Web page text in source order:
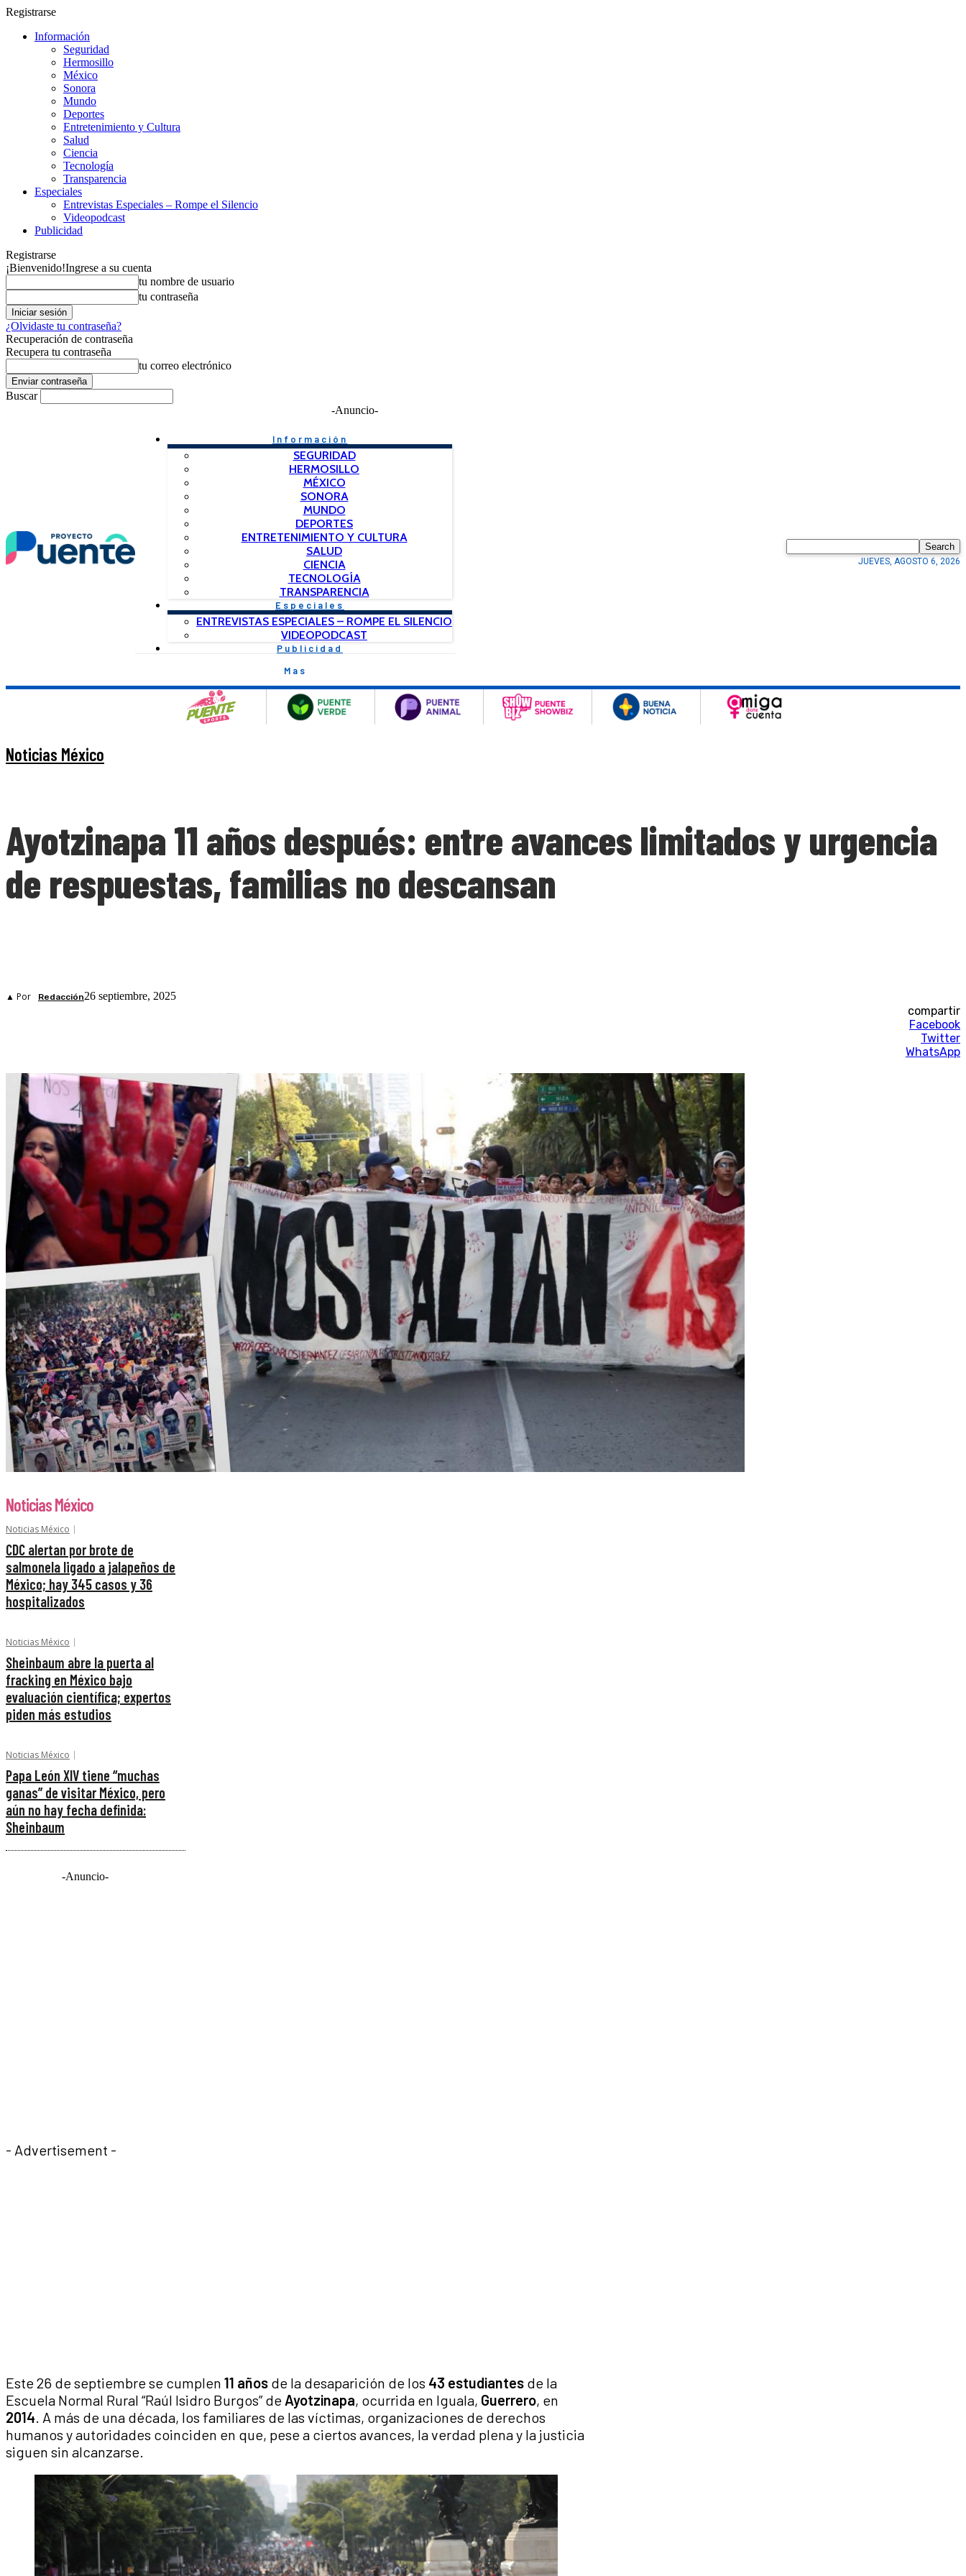
Registrarse
Información
Seguridad
Hermosillo
México
Sonora
Mundo
Deportes
Entretenimiento y Cultura
Salud
Ciencia
Tecnología
Transparencia
Especiales
Entrevistas Especiales – Rompe el Silencio
Videopodcast
Publicidad
Registrarse
¡Bienvenido!Ingrese a su cuenta
tu nombre de usuario
tu contraseña
¿Olvidaste tu contraseña?
Recuperación de contraseña
Recupera tu contraseña
tu correo electrónico
Buscar
-Anuncio-
Información
SEGURIDAD
HERMOSILLO
MÉXICO
SONORA
MUNDO
DEPORTES
ENTRETENIMIENTO Y CULTURA
SALUD
CIENCIA
TECNOLOGÍA
TRANSPARENCIA
Especiales
ENTREVISTAS ESPECIALES – ROMPE EL SILENCIO
VIDEOPODCAST
Publicidad
Mas
Search
JUEVES, AGOSTO 6, 2026
Noticias México
Ayotzinapa 11 años después: entre avances limitados y urgencia
de respuestas, familias no descansan
▲ Por Redacción26 septiembre, 2025
compartir
Facebook
Twitter
WhatsApp
Noticias México
Noticias México
CDC alertan por brote de
salmonela ligado a jalapeños de
México; hay 345 casos y 36
hospitalizados
Noticias México
Sheinbaum abre la puerta al
fracking en México bajo
evaluación científica; expertos
piden más estudios
Noticias México
Papa León XIV tiene “muchas
ganas” de visitar México, pero
aún no hay fecha definida:
Sheinbaum
-Anuncio-
- Advertisement -
Este 26 de septiembre se cumplen 11 años de la desaparición de los 43 estudiantes de la
Escuela Normal Rural “Raúl Isidro Burgos” de Ayotzinapa, ocurrida en Iguala, Guerrero, en
2014. A más de una década, los familiares de las víctimas, organizaciones de derechos
humanos y autoridades coinciden en que, pese a ciertos avances, la verdad plena y la justicia
siguen sin alcanzarse.